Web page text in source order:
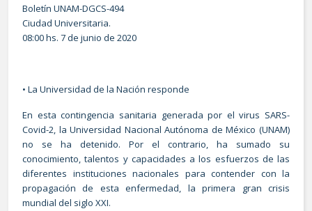
Boletín UNAM-DGCS-494
Ciudad Universitaria.
08:00 hs. 7 de junio de 2020
• La Universidad de la Nación responde
En esta contingencia sanitaria generada por el virus SARS-
Covid-2, la Universidad Nacional Autónoma de México (UNAM)
no se ha detenido. Por el contrario, ha sumado su
conocimiento, talentos y capacidades a los esfuerzos de las
diferentes instituciones nacionales para contender con la
propagación de esta enfermedad, la primera gran crisis
mundial del siglo XXI.